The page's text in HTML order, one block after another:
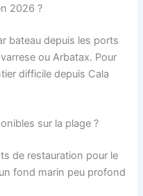
2026 ?
bateau depuis les ports
ou Arbatax. Pour
difficile depuis Cala
sur la plage ?
de restauration pour le
fond marin peu profond